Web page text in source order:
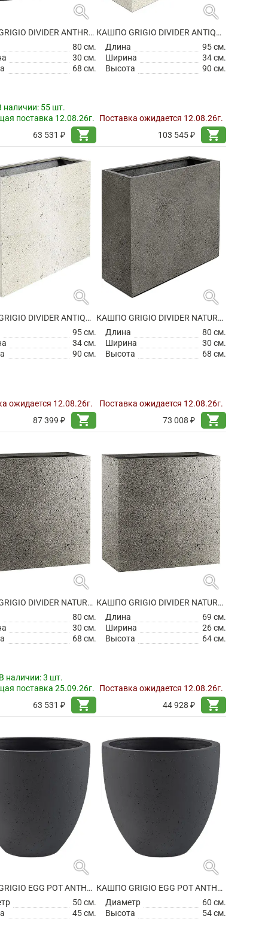
search
КАШПО GRIGIO DIVIDER ANTHRACITE
80 см.
30 см.
68 см.
наличии: 55 шт.
поставка 12.08.26г.
63 531 ₽
shopping_cart
search
КАШПО GRIGIO DIVIDER ANTIQUE WHITE НА КОЛЕСИКАХ
Длина
95 см.
Ширина
34 см.
Высота
90 см.
Поставка ожидается 12.08.26г.
103 545 ₽
shopping_cart
search
КАШПО GRIGIO DIVIDER ANTIQUE WHITE
95 см.
34 см.
90 см.
ожидается 12.08.26г.
87 399 ₽
shopping_cart
search
КАШПО GRIGIO DIVIDER NATURAL CONCRETE НА КОЛЕСИКАХ
Длина
80 см.
Ширина
30 см.
Высота
68 см.
Поставка ожидается 12.08.26г.
73 008 ₽
shopping_cart
search
КАШПО GRIGIO DIVIDER NATURAL CONCRETE
80 см.
30 см.
68 см.
наличии:3 шт.
поставка 25.09.26г.
63 531 ₽
shopping_cart
search
КАШПО GRIGIO DIVIDER NATURAL CONCRETE
Длина
69 см.
Ширина
26 см.
Высота
64 см.
Поставка ожидается 12.08.26г.
44 928 ₽
shopping_cart
search
КАШПО GRIGIO EGG POT ANTHRACITE
50 см.
45 см.
search
КАШПО GRIGIO EGG POT ANTHRACITE
Диаметр
60 см.
Высота
54 см.